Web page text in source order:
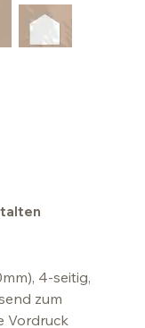
4-seitig,
zum
Vordruck